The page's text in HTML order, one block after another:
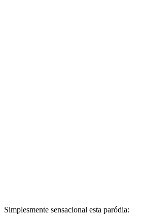
Simplesmente sensacional esta paródia: